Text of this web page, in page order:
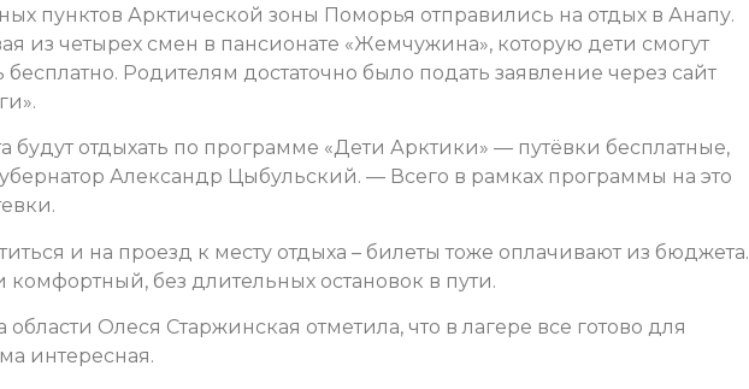
пунктов Арктической зоны Поморья отправились на отдых в Анапу.
из четырех смен в пансионате «Жемчужина», которую дети смогут
бесплатно. Родителям достаточно было подать заявление через сайт
будут отдыхать по программе «Дети Арктики» — путёвки бесплатные,
Александр Цыбульский. — Всего в рамках программы на это
и на проезд к месту отдыха – билеты тоже оплачивают из бюджета.
без длительных остановок в пути.
Олеся Старжинская отметила, что в лагере все готово для
интересная.